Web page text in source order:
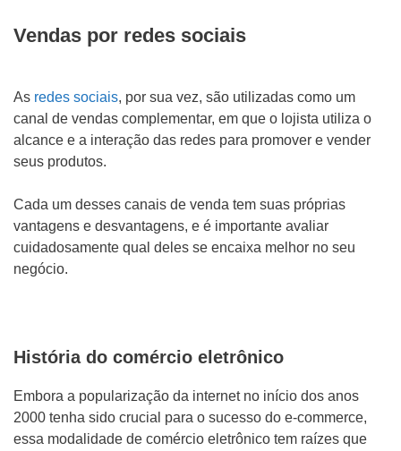
Vendas por redes sociais
As redes sociais, por sua vez, são utilizadas como um
canal de vendas complementar, em que o lojista utiliza o
alcance e a interação das redes para promover e vender
seus produtos.
Cada um desses canais de venda tem suas próprias
vantagens e desvantagens, e é importante avaliar
cuidadosamente qual deles se encaixa melhor no seu
negócio.
História do comércio eletrônico
Embora a popularização da internet no início dos anos
2000 tenha sido crucial para o sucesso do e-commerce,
essa modalidade de comércio eletrônico tem raízes que